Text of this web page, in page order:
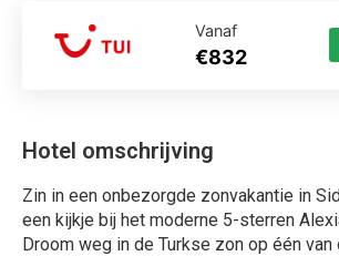
Hotel omschrijving
Zin in een onbezorgde zonvakantie in
een kijkje bij het moderne 5-sterren
Droom weg in de Turkse zon op één van
Vanaf
€832